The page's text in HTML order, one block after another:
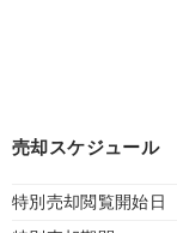
売却スケジュール
特別売却閲覧開始日